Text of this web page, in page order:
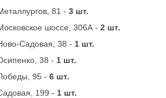
81 -3 шт.
шоссе, 306А -2 шт.
Садовая, 38 - 1 шт.
38 - 1 шт.
95 -6 шт.
199 - 1 шт.